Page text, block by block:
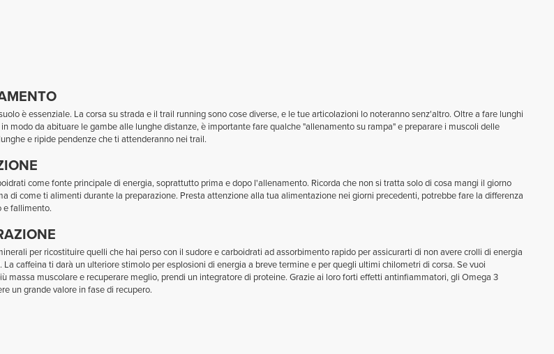
è essenziale. La corsa su strada e il trail running sono cose diverse, e le tue articolazioni lo noteranno senz'altro. Oltre a fare lunghi
modo da abituare le gambe alle lunghe distanze, è importante fare qualche "allenamento su rampa" e preparare i muscoli delle
e ripide pendenze che ti attenderanno nei trail.
come fonte principale di energia, soprattutto prima e dopo l'allenamento. Ricorda che non si tratta solo di cosa mangi il giorno
di come ti alimenti durante la preparazione. Presta attenzione alla tua alimentazione nei giorni precedenti, potrebbe fare la differenza
e fallimento.
per ricostituire quelli che hai perso con il sudore e carboidrati ad assorbimento rapido per assicurarti di non avere crolli di energia
La caffeina ti darà un ulteriore stimolo per esplosioni di energia a breve termine e per quegli ultimi chilometri di corsa. Se vuoi
massa muscolare e recuperare meglio, prendi un integratore di proteine. Grazie ai loro forti effetti antinfiammatori, gli Omega 3
un grande valore in fase di recupero.